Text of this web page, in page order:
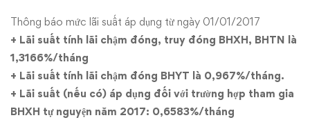
và
chi
trả
Thông báo mức lãi suất áp dụng từ ngày 01/01/2017
+ Lãi suất tính lãi chậm đóng, truy đóng BHXH, BHTN là
1,3166%/tháng
+ Lãi suất tính lãi chậm đóng BHYT là 0,967%/tháng.
+ Lãi suất (nếu có) áp dụng đối với trường hợp tham gia
BHXH tự nguyện năm 2017: 0,6583%/tháng